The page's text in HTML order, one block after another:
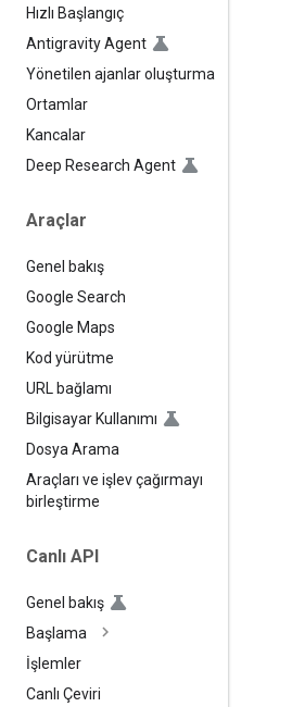
Hızlı Başlangıç
Antigravity Agent
Yönetilen ajanlar oluşturma
Ortamlar
Kancalar
Deep Research Agent
Araçlar
Genel bakış
Google Search
Google Maps
Kod yürütme
URL bağlamı
Bilgisayar Kullanımı
Dosya Arama
Araçları ve işlev çağırmayı
birleştirme
Canlı API
Genel bakış
Başlama
İşlemler
Canlı Çeviri